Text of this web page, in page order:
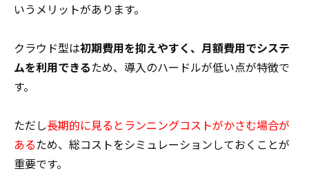
いうメリットがあります。
クラウド型は初期費用を抑えやすく、月額費用でシステ
ムを利用できるため、導入のハードルが低い点が特徴で
す。
ただし長期的に見るとランニングコストがかさむ場合が
あるため、総コストをシミュレーションしておくことが
重要です。